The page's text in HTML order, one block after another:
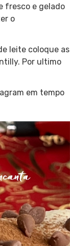
fresco e gelado
o
leite coloque as
Por ultimo
em tempo